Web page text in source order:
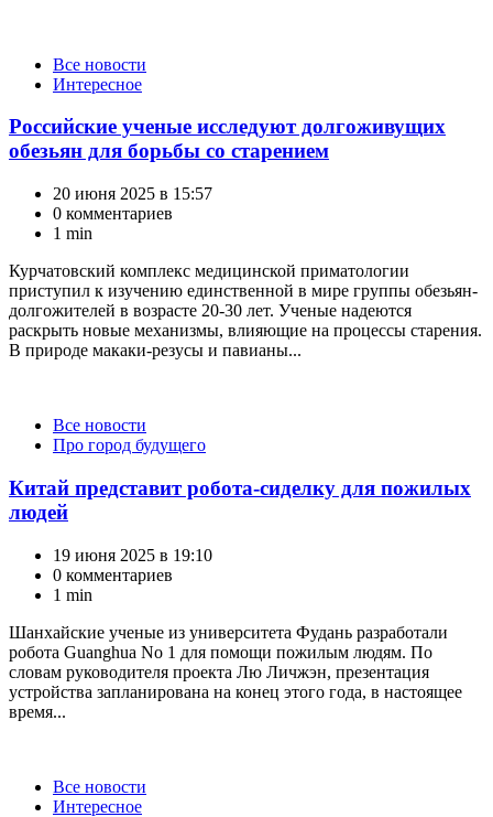
КатегорииВсе новости
Интересное
Российские ученые исследуют долгоживущих
обезьян для борьбы со старением
20 июня 2025 в 15:57
0 комментариев
1 min
Курчатовский комплекс медицинской приматологии
приступил к изучению единственной в мире группы обезьян-
долгожителей в возрасте 20-30 лет. Ученые надеются
раскрыть новые механизмы, влияющие на процессы старения.
В природе макаки-резусы и павианы...
КатегорииВсе новости
Про город будущего
Китай представит робота-сиделку для пожилых
людей
19 июня 2025 в 19:10
0 комментариев
1 min
Шанхайские ученые из университета Фудань разработали
робота Guanghua No 1 для помощи пожилым людям. По
словам руководителя проекта Лю Личжэн, презентация
устройства запланирована на конец этого года, в настоящее
время...
КатегорииВсе новости
Интересное